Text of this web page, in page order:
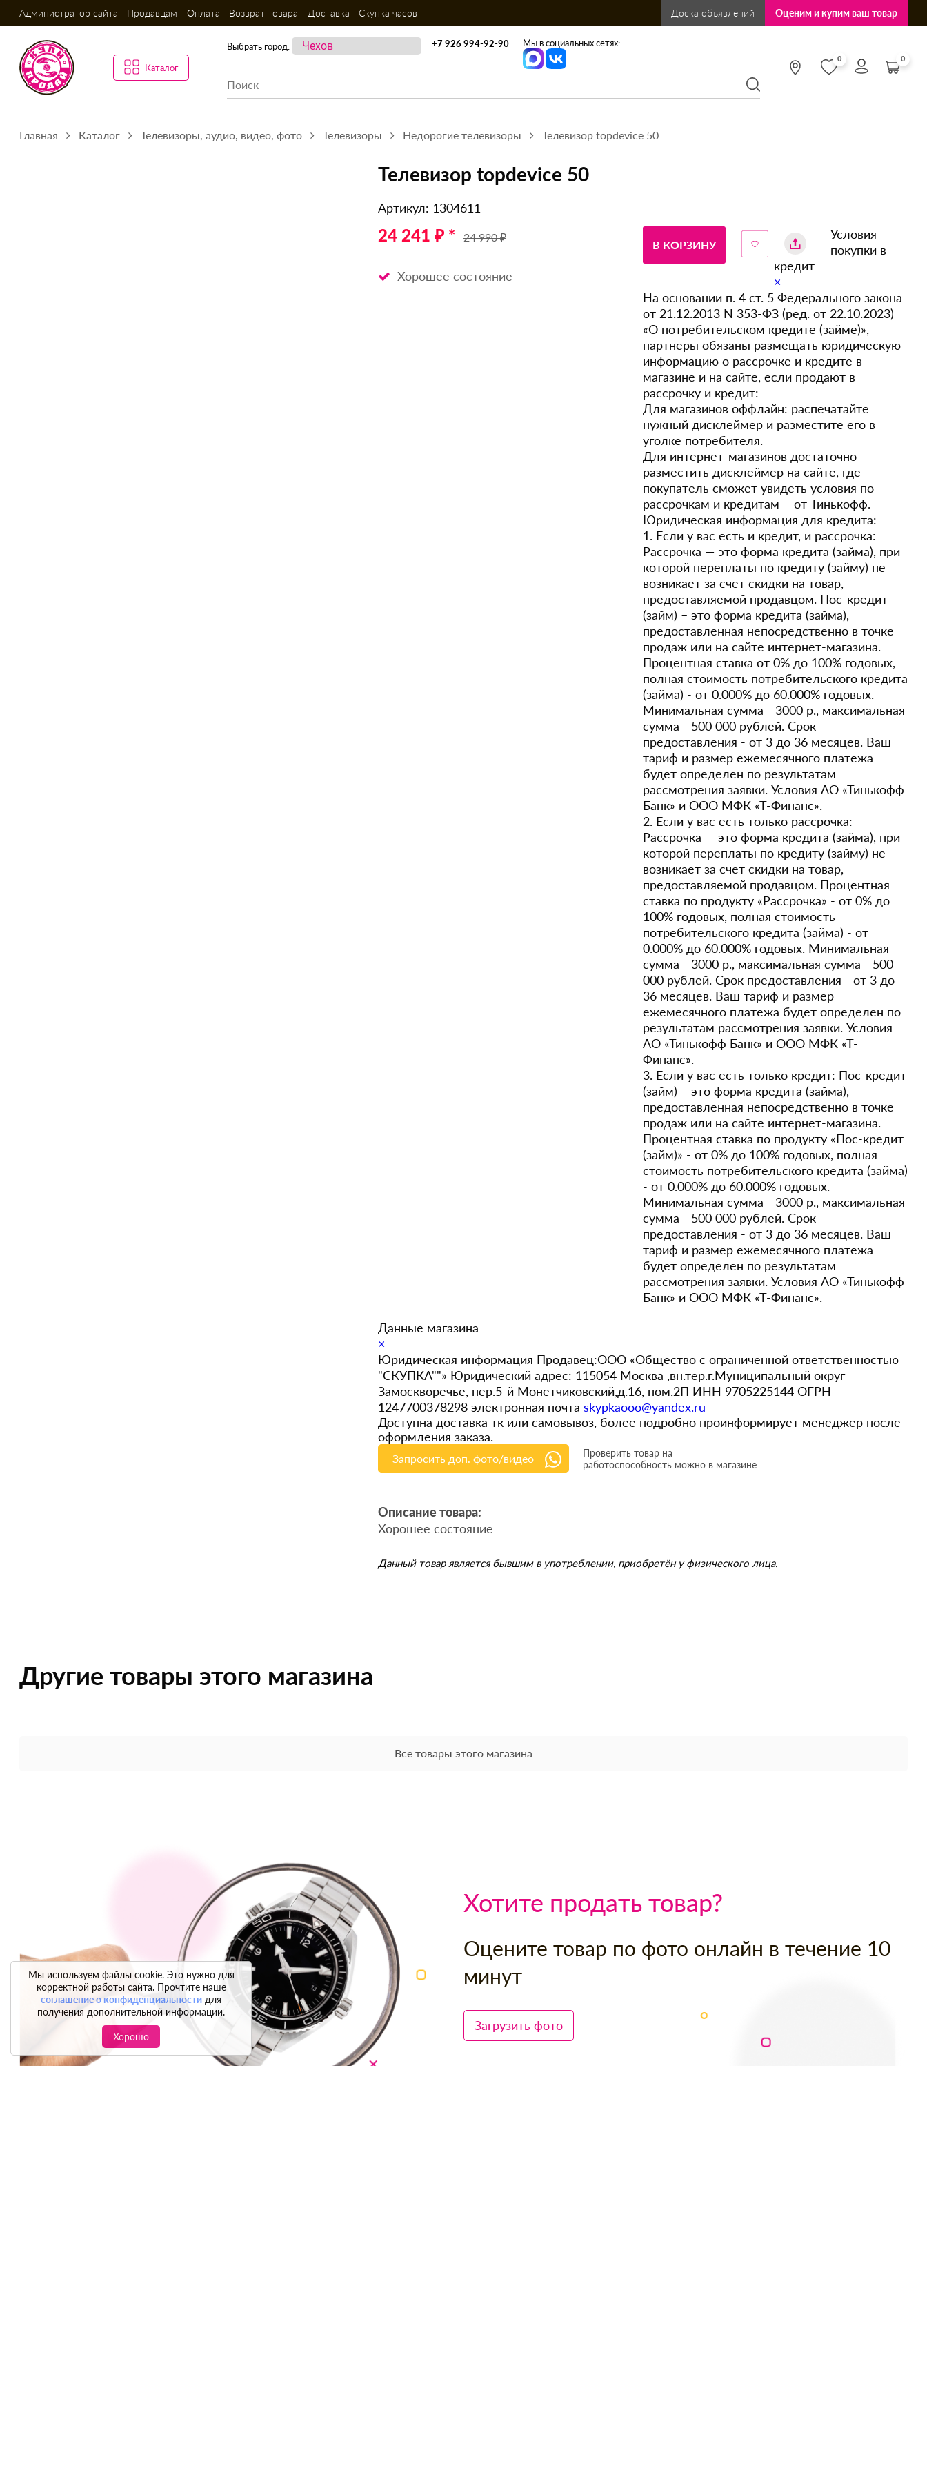
Администратор сайта Продавцам Оплата Возврат товара Доставка Скупка часов Доска объявлений Оценим и купим ваш товар
Каталог
Выбрать город: +7 926 994-92-90 Мы в социальных сетях:
0 0
Главная Каталог Телевизоры, аудио, видео, фото Телевизоры Недорогие телевизоры Телевизор topdevice 50
Телевизор topdevice 50
Артикул: 1304611
24 241 ₽ * 24 990 ₽
Хорошее состояние
В КОРЗИНУ
Условия
покупки в
кредит
×
На основании п. 4 ст. 5 Федерального закона
от 21.12.2013 N 353-ФЗ (ред. от 22.10.2023)
«О потребительском кредите (займе)»,
партнеры обязаны размещать юридическую
информацию о рассрочке и кредите в
магазине и на сайте, если продают в
рассрочку и кредит:
Для магазинов оффлайн: распечатайте
нужный дисклеймер и разместите его в
уголке потребителя.
Для интернет-магазинов достаточно
разместить дисклеймер на сайте, где
покупатель сможет увидеть условия по
рассрочкам и кредитам от Тинькофф.
Юридическая информация для кредита:
1. Если у вас есть и кредит, и рассрочка:
Рассрочка — это форма кредита (займа), при
которой переплаты по кредиту (займу) не
возникает за счет скидки на товар,
предоставляемой продавцом. Пос-кредит
(займ) – это форма кредита (займа),
предоставленная непосредственно в точке
продаж или на сайте интернет-магазина.
Процентная ставка от 0% до 100% годовых,
полная стоимость потребительского кредита
(займа) - от 0.000% до 60.000% годовых.
Минимальная сумма - 3000 р., максимальная
сумма - 500 000 рублей. Срок
предоставления - от 3 до 36 месяцев. Ваш
тариф и размер ежемесячного платежа
будет определен по результатам
рассмотрения заявки. Условия АО «Тинькофф
Банк» и ООО МФК «Т-Финанс».
2. Если у вас есть только рассрочка:
Рассрочка — это форма кредита (займа), при
которой переплаты по кредиту (займу) не
возникает за счет скидки на товар,
предоставляемой продавцом. Процентная
ставка по продукту «Рассрочка» - от 0% до
100% годовых, полная стоимость
потребительского кредита (займа) - от
0.000% до 60.000% годовых. Минимальная
сумма - 3000 р., максимальная сумма - 500
000 рублей. Срок предоставления - от 3 до
36 месяцев. Ваш тариф и размер
ежемесячного платежа будет определен по
результатам рассмотрения заявки. Условия
АО «Тинькофф Банк» и ООО МФК «Т-
Финанс».
3. Если у вас есть только кредит: Пос-кредит
(займ) – это форма кредита (займа),
предоставленная непосредственно в точке
продаж или на сайте интернет-магазина.
Процентная ставка по продукту «Пос-кредит
(займ)» - от 0% до 100% годовых, полная
стоимость потребительского кредита (займа)
- от 0.000% до 60.000% годовых.
Минимальная сумма - 3000 р., максимальная
сумма - 500 000 рублей. Срок
предоставления - от 3 до 36 месяцев. Ваш
тариф и размер ежемесячного платежа
будет определен по результатам
рассмотрения заявки. Условия АО «Тинькофф
Банк» и ООО МФК «Т-Финанс».
Данные магазина
×
Юридическая информация Продавец:ООО «Общество с ограниченной ответственностью
"СКУПКА""» Юридический адрес: 115054 Москва ,вн.тер.г.Муниципальный округ
Замоскворечье, пер.5-й Монетчиковский,д.16, пом.2П ИНН 9705225144 ОГРН
1247700378298 электронная почта skypkaooo@yandex.ru
Доступна доставка тк или самовывоз, более подробно проинформирует менеджер после
оформления заказа.
Запросить доп. фото/видео
Проверить товар на
работоспособность можно в магазине
Описание товара:
Хорошее состояние
Данный товар является бывшим в употреблении, приобретён у физического лица.
Другие товары этого магазина
Все товары этого магазина
Хотите продать товар?
Оцените товар по фото онлайн в течение 10
минут
Загрузить фото
Мы используем файлы cookie. Это нужно для
корректной работы сайта. Прочтите наше
соглашение о конфиденциальности для
получения дополнительной информации.
Хорошо